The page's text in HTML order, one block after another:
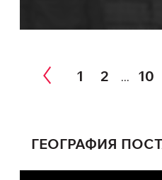
1 2 ... 10
ГЕОГРАФИЯ